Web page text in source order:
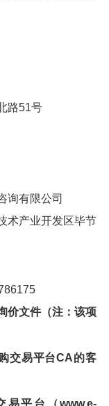
路51号
询有限公司
术产业开发区毕节
价文件（注 ：该项
交易平台CA的客
易平台 （www.e-